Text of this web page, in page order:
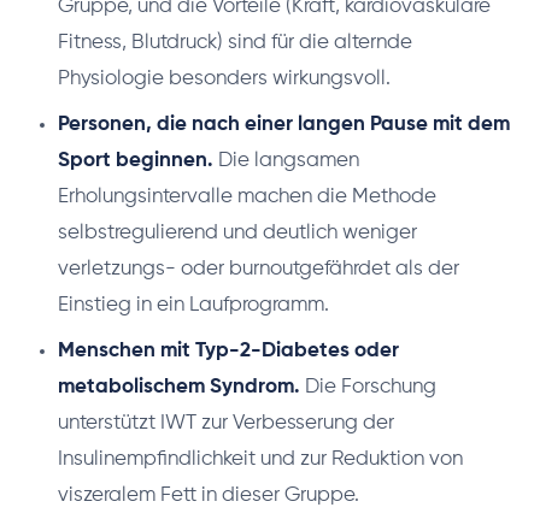
Gruppe, und die Vorteile (Kraft, kardiovaskuläre
Fitness, Blutdruck) sind für die alternde
Physiologie besonders wirkungsvoll.
Personen, die nach einer langen Pause mit dem
Sport beginnen. Die langsamen
Erholungsintervalle machen die Methode
selbstregulierend und deutlich weniger
verletzungs- oder burnoutgefährdet als der
Einstieg in ein Laufprogramm.
Menschen mit Typ-2-Diabetes oder
metabolischem Syndrom. Die Forschung
unterstützt IWT zur Verbesserung der
Insulinempfindlichkeit und zur Reduktion von
viszeralem Fett in dieser Gruppe.